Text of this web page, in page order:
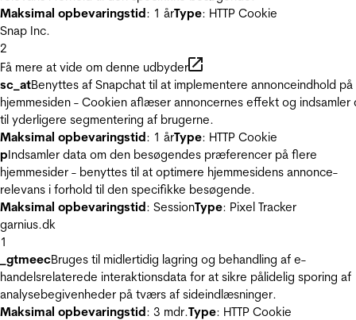
Maksimal opbevaringstid: 1 årType: HTTP Cookie
Snap Inc.
2
Få mere at vide om denne udbyder
sc_atBenyttes af Snapchat til at implementere annonceindhold på
hjemmesiden - Cookien aflæser annoncernes effekt og indsamler
til yderligere segmentering af brugerne.
Maksimal opbevaringstid: 1 årType: HTTP Cookie
pIndsamler data om den besøgendes præferencer på flere
hjemmesider - benyttes til at optimere hjemmesidens annonce-
relevans i forhold til den specifikke besøgende.
Maksimal opbevaringstid: SessionType: Pixel Tracker
garnius.dk
1
_gtmeecBruges til midlertidig lagring og behandling af e-
handelsrelaterede interaktionsdata for at sikre pålidelig sporing af
analysebegivenheder på tværs af sideindlæsninger.
Maksimal opbevaringstid: 3 mdr.Type: HTTP Cookie